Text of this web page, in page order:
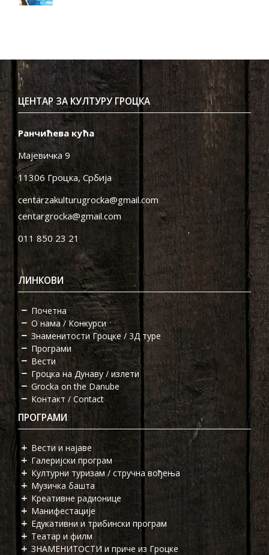
ЦЕНТАР ЗА КУЛТУРУ ГРОЦКА
Ранчићева кућа
Мајевичка 9
11306 Гроцка, Србија
centarzakulturugrocka@gmail.com
centargrocka@gmail.com
011 850 23 21
ЛИНКОВИ
Почетна
О нама / Конкурси
Знаменитости Гроцке / 3Д туре
Програми
Вести
Гроцка на Дунаву / излети
Grocka on the Danube
Контакт / Contact
ПРОГРАМИ
Вести и најаве
Галеријски програм
Културни туризам / стручна вођења
Музичка башта
Креативне радионице
Манифестације
Едукативни и трибински програм
Театар и филм
ЗНАМЕНИТОСТИ и приче из Гроцке